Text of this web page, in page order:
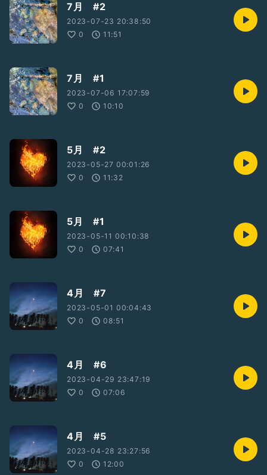
7月 #2
2023-07-23 20:38:50
0
11:51
7月 #1
2023-07-06 17:07:59
0
10:10
5月 #2
2023-05-27 00:01:26
0
11:32
5月 #1
2023-05-11 00:10:38
0
07:41
4月 #7
2023-05-01 00:04:43
0
08:51
4月 #6
2023-04-29 23:47:19
0
07:06
4月 #5
2023-04-28 23:27:56
0
12:00